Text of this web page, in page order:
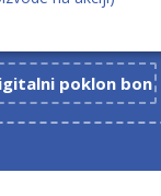
poklon bon